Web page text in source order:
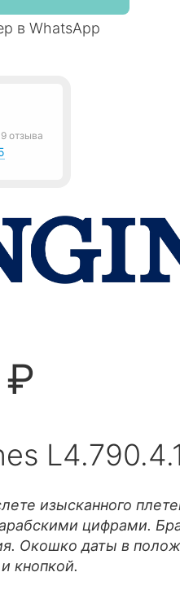
в WhatsApp
отзыва
₽
изысканного
цифрами.
Окошко даты в
кнопкой.